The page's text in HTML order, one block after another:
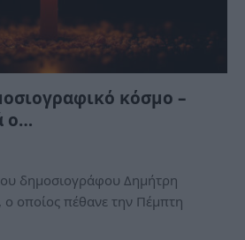
κόσμο –
ο…
δημοσιογράφου Δημήτρη
οποίος πέθανε την Πέμπτη